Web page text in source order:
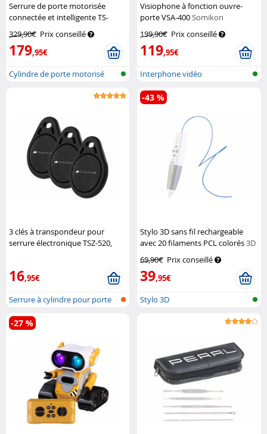
Serrure de porte motorisée
connectée et intelligente TS-
329,90€ Prix conseillé
179,95€
Cylindre de porte motorisé
Visiophone à fonction ouvre-
porte VSA-400Somikon
199,90€ Prix conseillé
119,95€
Interphone vidéo
3 clés à transpondeur pour
serrure électronique TSZ-520,
16,95€
Serrure à cylindre pour porte
avec...
Stylo 3D sans fil rechargeable
avec 20 filaments PCL colorés3D
69,90€ Prix conseillé
39,95€
-43 %
Stylo 3D
-27 %